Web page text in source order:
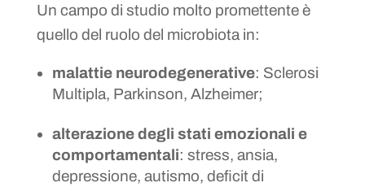
Un campo di studio molto promettente è
quello del ruolo del microbiota in:
malattie neurodegenerative: Sclerosi
Multipla, Parkinson, Alzheimer;
alterazione degli stati emozionali e
comportamentali: stress, ansia,
depressione, autismo, deficit di